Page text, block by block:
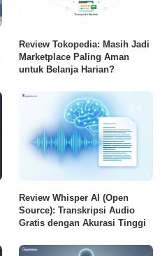
Review Tokopedia: Masih Jadi
Marketplace Paling Aman
untuk Belanja Harian?
8.4
Review Whisper AI (Open
Source): Transkripsi Audio
Gratis dengan Akurasi Tinggi